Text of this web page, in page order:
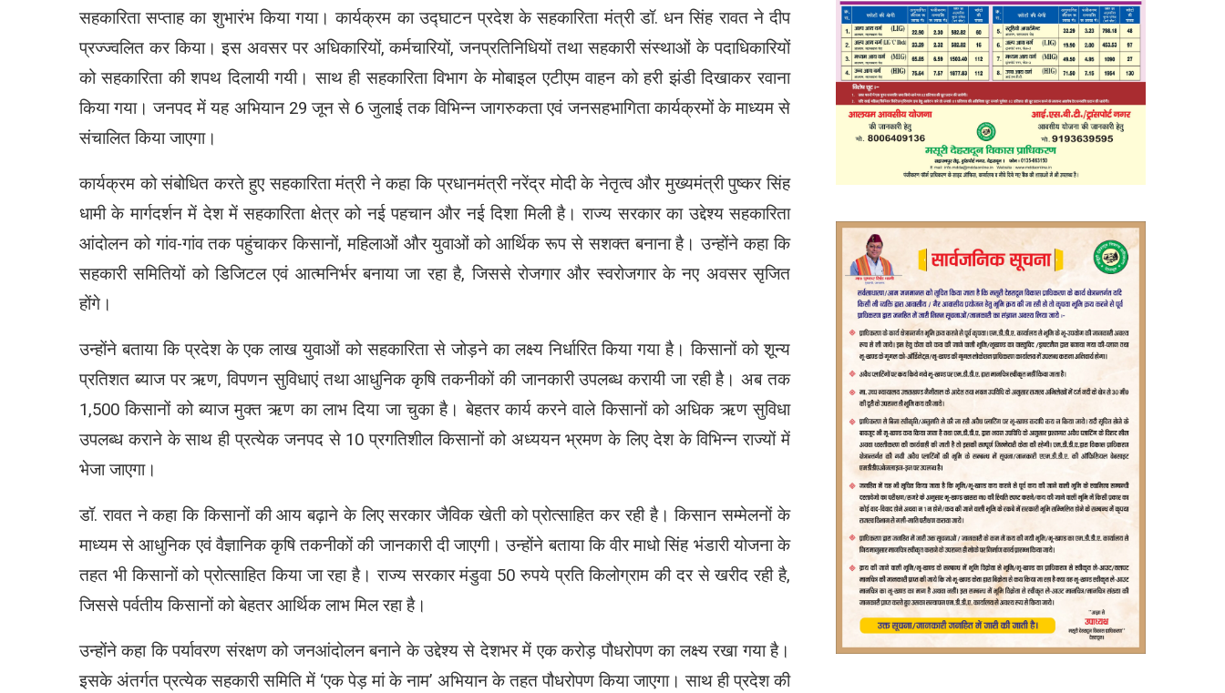
सहकारिता सप्ताह का शुभारंभ किया गया। कार्यक्रम का उद्घाटन प्रदेश के सहकारिता मंत्री डॉ. धन सिंह रावत ने दीप
प्रज्ज्वलित कर किया। इस अवसर पर अधिकारियों, कर्मचारियों, जनप्रतिनिधियों तथा सहकारी संस्थाओं के पदाधिकारियों
को सहकारिता की शपथ दिलायी गयी। साथ ही सहकारिता विभाग के मोबाइल एटीएम वाहन को हरी झंडी दिखाकर रवाना
किया गया। जनपद में यह अभियान 29 जून से 6 जुलाई तक विभिन्न जागरुकता एवं जनसहभागिता कार्यक्रमों के माध्यम से
संचालित किया जाएगा।
कार्यक्रम को संबोधित करते हुए सहकारिता मंत्री ने कहा कि प्रधानमंत्री नरेंद्र मोदी के नेतृत्व और मुख्यमंत्री पुष्कर सिंह
धामी के मार्गदर्शन में देश में सहकारिता क्षेत्र को नई पहचान और नई दिशा मिली है। राज्य सरकार का उद्देश्य सहकारिता
आंदोलन को गांव-गांव तक पहुंचाकर किसानों, महिलाओं और युवाओं को आर्थिक रूप से सशक्त बनाना है। उन्होंने कहा कि
सहकारी समितियों को डिजिटल एवं आत्मनिर्भर बनाया जा रहा है, जिससे रोजगार और स्वरोजगार के नए अवसर सृजित
होंगे।
उन्होंने बताया कि प्रदेश के एक लाख युवाओं को सहकारिता से जोड़ने का लक्ष्य निर्धारित किया गया है। किसानों को शून्य
प्रतिशत ब्याज पर ऋण, विपणन सुविधाएं तथा आधुनिक कृषि तकनीकों की जानकारी उपलब्ध करायी जा रही है। अब तक
1,500 किसानों को ब्याज मुक्त ऋण का लाभ दिया जा चुका है। बेहतर कार्य करने वाले किसानों को अधिक ऋण सुविधा
उपलब्ध कराने के साथ ही प्रत्येक जनपद से 10 प्रगतिशील किसानों को अध्ययन भ्रमण के लिए देश के विभिन्न राज्यों में
भेजा जाएगा।
डॉ. रावत ने कहा कि किसानों की आय बढ़ाने के लिए सरकार जैविक खेती को प्रोत्साहित कर रही है। किसान सम्मेलनों के
माध्यम से आधुनिक एवं वैज्ञानिक कृषि तकनीकों की जानकारी दी जाएगी। उन्होंने बताया कि वीर माधो सिंह भंडारी योजना के
तहत भी किसानों को प्रोत्साहित किया जा रहा है। राज्य सरकार मंडुवा 50 रुपये प्रति किलोग्राम की दर से खरीद रही है,
जिससे पर्वतीय किसानों को बेहतर आर्थिक लाभ मिल रहा है।
उन्होंने कहा कि पर्यावरण संरक्षण को जनआंदोलन बनाने के उद्देश्य से देशभर में एक करोड़ पौधरोपण का लक्ष्य रखा गया है।
इसके अंतर्गत प्रत्येक सहकारी समिति में ‘एक पेड़ मां के नाम’ अभियान के तहत पौधरोपण किया जाएगा। साथ ही प्रदेश की